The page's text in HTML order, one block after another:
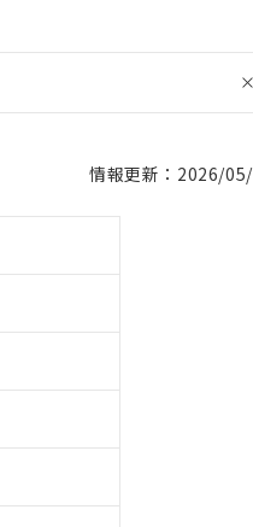
情報更新：2026/